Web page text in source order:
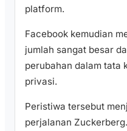
platform.
Facebook kemudian
jumlah sangat besar
perubahan dalam tata
privasi.
Peristiwa tersebut
perjalanan